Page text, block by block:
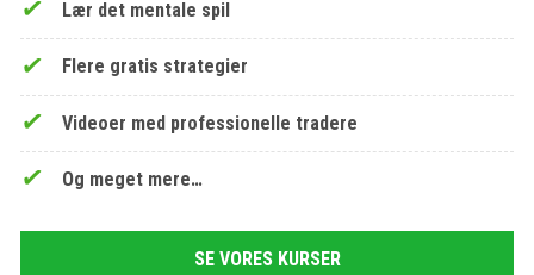
Lær det mentale spil
Flere gratis strategier
Videoer med professionelle tradere
Og meget mere…
SE VORES KURSER